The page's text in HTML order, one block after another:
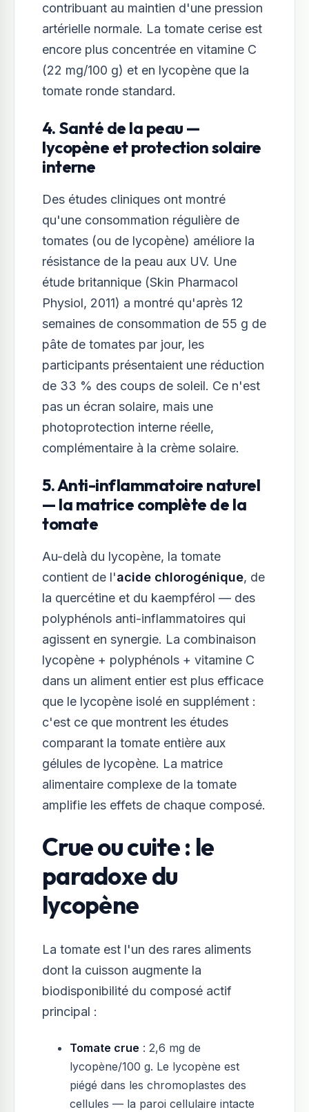
contribuant au maintien d'une pression
artérielle normale. La tomate cerise est
encore plus concentrée en vitamine C
(22 mg/100 g) et en lycopène que la
tomate ronde standard.
4. Santé de la peau —
lycopène et protection solaire
interne
Des études cliniques ont montré
qu'une consommation régulière de
tomates (ou de lycopène) améliore la
résistance de la peau aux UV. Une
étude britannique (Skin Pharmacol
Physiol, 2011) a montré qu'après 12
semaines de consommation de 55 g de
pâte de tomates par jour, les
participants présentaient une réduction
de 33 % des coups de soleil. Ce n'est
pas un écran solaire, mais une
photoprotection interne réelle,
complémentaire à la crème solaire.
5. Anti-inflammatoire naturel
— la matrice complète de la
tomate
Au-delà du lycopène, la tomate
contient de l'acide chlorogénique, de
la quercétine et du kaempférol — des
polyphénols anti-inflammatoires qui
agissent en synergie. La combinaison
lycopène + polyphénols + vitamine C
dans un aliment entier est plus efficace
que le lycopène isolé en supplément :
c'est ce que montrent les études
comparant la tomate entière aux
gélules de lycopène. La matrice
alimentaire complexe de la tomate
amplifie les effets de chaque composé.
Crue ou cuite : le
paradoxe du
lycopène
La tomate est l'un des rares aliments
dont la cuisson augmente la
biodisponibilité du composé actif
principal :
Tomate crue : 2,6 mg de
lycopène/100 g. Le lycopène est
piégé dans les chromoplastes des
cellules — la paroi cellulaire intacte